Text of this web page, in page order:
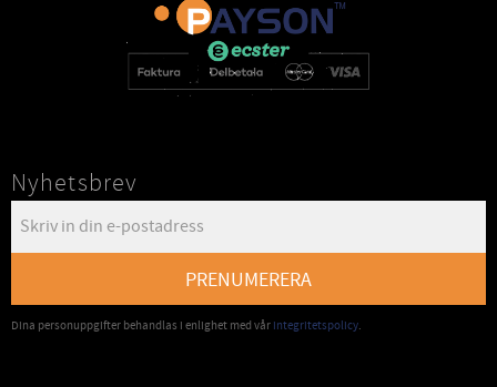
Nyhetsbrev
PRENUMERERA
Dina personuppgifter behandlas i enlighet med vår integritetspolicy.